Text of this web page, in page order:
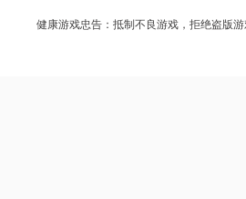
健康游戏忠告：抵制不良游戏，拒绝盗版